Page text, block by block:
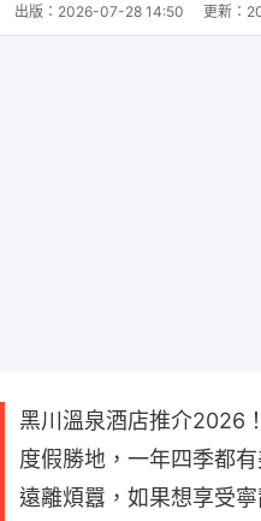
出版： 2026-07-28 14:50 更新：
黑川溫泉酒店推介2026
度假勝地，一年四季都
遠離煩囂，如果想享受